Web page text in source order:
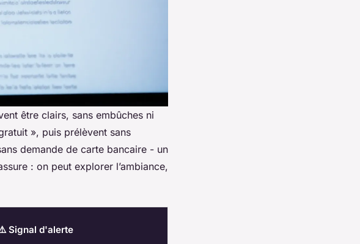
être clairs, sans embûches ni
», puis prélèvent sans
demande de carte bancaire - un
: on peut explorer l’ambiance,
Signal d'alerte